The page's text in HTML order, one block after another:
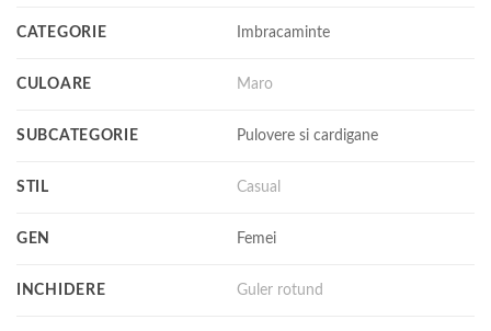
CATEGORIE Imbracaminte
CULOARE Maro
SUBCATEGORIE Pulovere si cardigane
STIL Casual
GEN Femei
INCHIDERE Guler rotund